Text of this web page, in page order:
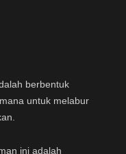
berbentuk
untuk melabur
ini adalah